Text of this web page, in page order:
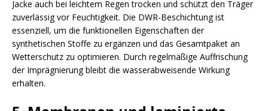
Jacke auch bei leichtem Regen trocken und schützt den Träger
zuverlässig vor Feuchtigkeit. Die DWR-Beschichtung ist
essenziell, um die funktionellen Eigenschaften der
synthetischen Stoffe zu ergänzen und das Gesamtpaket an
Wetterschutz zu optimieren. Durch regelmäßige Auffrischung
der Imprägnierung bleibt die wasserabweisende Wirkung
erhalten.